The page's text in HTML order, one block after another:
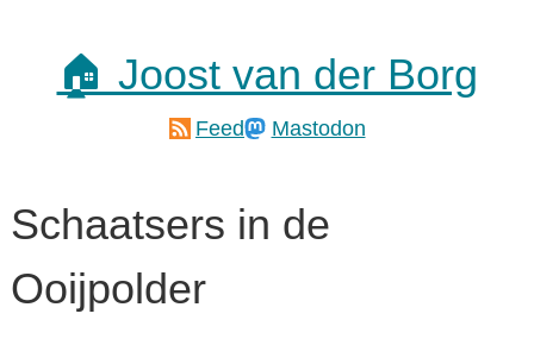
🏠 Joost van der Borg
Feed Mastodon
Schaatsers in de
Ooijpolder